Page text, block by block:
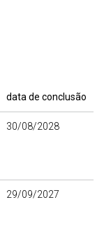
data de conclusão
30/08/2028
29/09/2027